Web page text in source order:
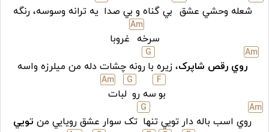
شعله وحشي عشق بي گناه و بي صدا يه ترانه وسوسه، رنگه
سرخه
Am
غروبا
Am
روي رقص شاپرک، زيره با
G
رونه چشات دله من ميلرزه واسه
بو
F
سه رو
G
لبات
Am
Am
روي اسب باله دار تويي تنها
G
تک سوار عشق رويايي من تويي